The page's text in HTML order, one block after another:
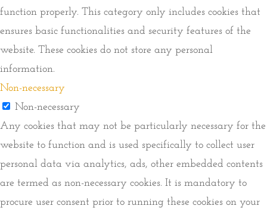
function properly. This category only includes cookies that
ensures basic functionalities and security features of the
website. These cookies do not store any personal
information.
Non-necessary
Non-necessary
Any cookies that may not be particularly necessary for the
website to function and is used specifically to collect user
personal data via analytics, ads, other embedded contents
are termed as non-necessary cookies. It is mandatory to
procure user consent prior to running these cookies on your